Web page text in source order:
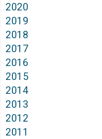
2020
2019
2018
2017
2016
2015
2014
2013
2012
2011